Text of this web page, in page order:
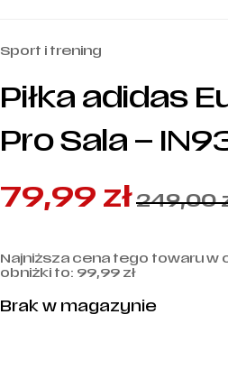
Sport i trening
Piłka adidas
Pro Sala –
79,99 zł 249,00
Najniższa cena tego towaru
obniżki to: 99,99 zł
Brak w magazynie